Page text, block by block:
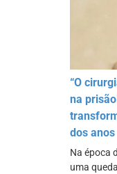
“O
na
dos anos
Na época
uma